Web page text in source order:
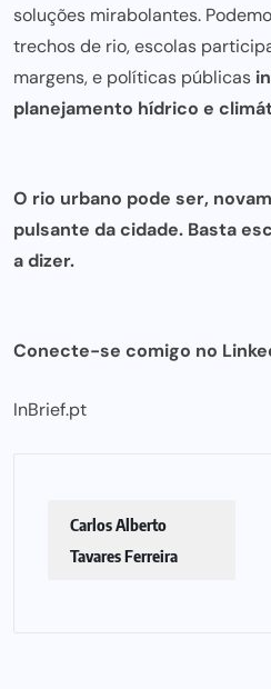
soluções mirabolantes.
trechos de rio, escolas
margens, e políticas públicas
planejamento hídrico e
O rio urbano pode ser,
pulsante da cidade. Basta
a dizer.
Conecte-se comigo no
InBrief.pt
Carlos Alberto
Tavares Ferreira